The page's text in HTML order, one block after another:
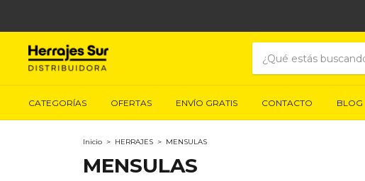
CATEGORÍAS OFERTAS ENVÍO GRATIS CONTACTO BLOG
Inicio > HERRAJES > MENSULAS
MENSULAS